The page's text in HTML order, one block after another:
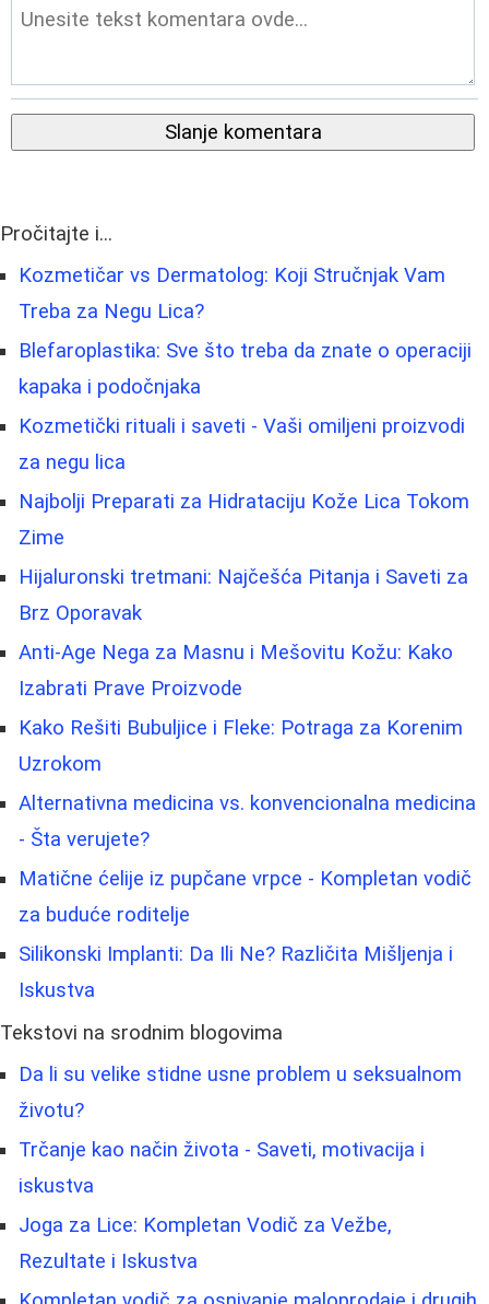
Slanje komentara
Pročitajte i...
Kozmetičar vs Dermatolog: Koji Stručnjak Vam
Treba za Negu Lica?
Blefaroplastika: Sve što treba da znate o operaciji
kapaka i podočnjaka
Kozmetički rituali i saveti - Vaši omiljeni proizvodi
za negu lica
Najbolji Preparati za Hidrataciju Kože Lica Tokom
Zime
Hijaluronski tretmani: Najčešća Pitanja i Saveti za
Brz Oporavak
Anti-Age Nega za Masnu i Mešovitu Kožu: Kako
Izabrati Prave Proizvode
Kako Rešiti Bubuljice i Fleke: Potraga za Korenim
Uzrokom
Alternativna medicina vs. konvencionalna medicina
- Šta verujete?
Matične ćelije iz pupčane vrpce - Kompletan vodič
za buduće roditelje
Silikonski Implanti: Da Ili Ne? Različita Mišljenja i
Iskustva
Tekstovi na srodnim blogovima
Da li su velike stidne usne problem u seksualnom
životu?
Trčanje kao način života - Saveti, motivacija i
iskustva
Joga za Lice: Kompletan Vodič za Vežbe,
Rezultate i Iskustva